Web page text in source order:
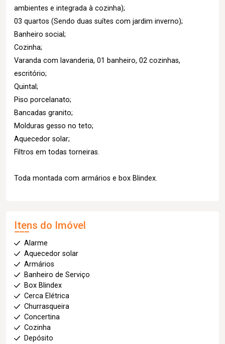
ambientes e integrada à cozinha);
03 quartos (Sendo duas suítes com jardim inverno);
Banheiro social;
Cozinha;
Varanda com lavanderia, 01 banheiro, 02 cozinhas,
escritório;
Quintal;
Piso porcelanato;
Bancadas granito;
Molduras gesso no teto;
Aquecedor solar;
Filtros em todas torneiras.
Toda montada com armários e box Blindex.
Itens do Imóvel
Alarme
Aquecedor solar
Armários
Banheiro de Serviço
Box Blindex
Cerca Elétrica
Churrasqueira
Concertina
Cozinha
Depósito